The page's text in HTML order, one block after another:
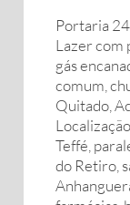
Portaria
Lazer com
gás
comum,
Quitado,
Teffé,
do Retiro,